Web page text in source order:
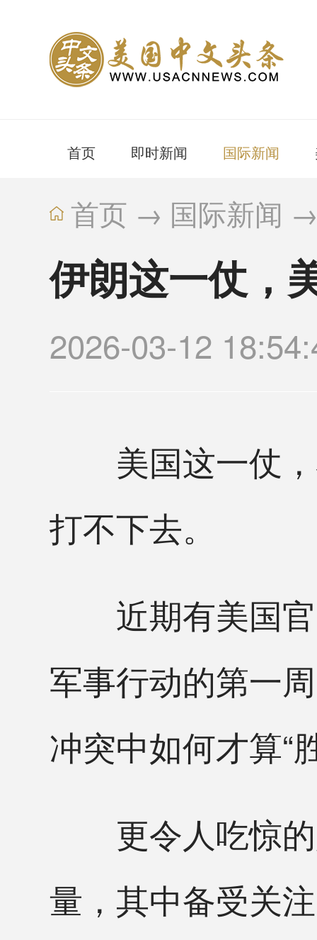
首页 即时新闻 国际新闻
首页 → 国际新闻
伊朗这一仗，
2026-03-12
美国这一仗，
打不下去。
近期有美国官
军事行动的第一
冲突中如何才算“
更令人吃惊的
量，其中备受关